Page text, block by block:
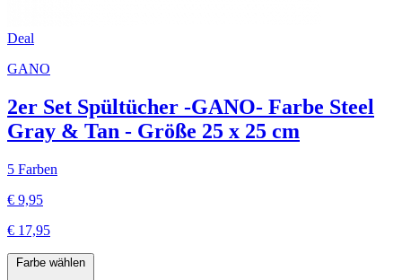
Deal
GANO
2er Set Spültücher -GANO- Farbe Steel
Gray & Tan - Größe 25 x 25 cm
5 Farben
€ 9,95
€ 17,95
Farbe wählen